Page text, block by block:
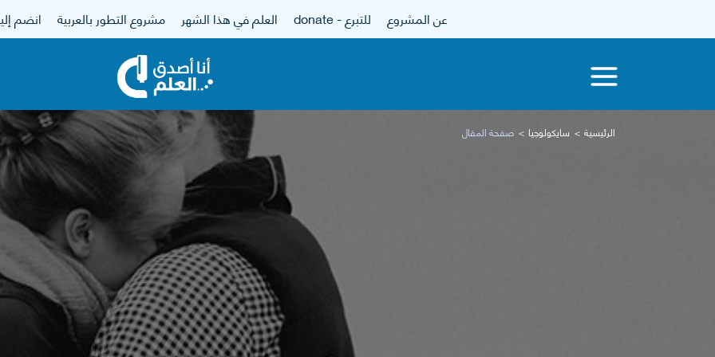
عن المشروع للتبرع - donate العلم في هذا الشهر مشروع التطور بالعربية انضم
الرئيسية سايكولوجيا صفحة المقال